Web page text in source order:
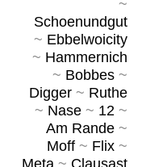
~
Schoenundgut
~ Ebbelwoicity
~ Hammernich
~ Bobbes~
Digger~ Ruthe
~ Nase~ 12~
Am Rande~
Moff~ Flix~
Meta~ Clausast